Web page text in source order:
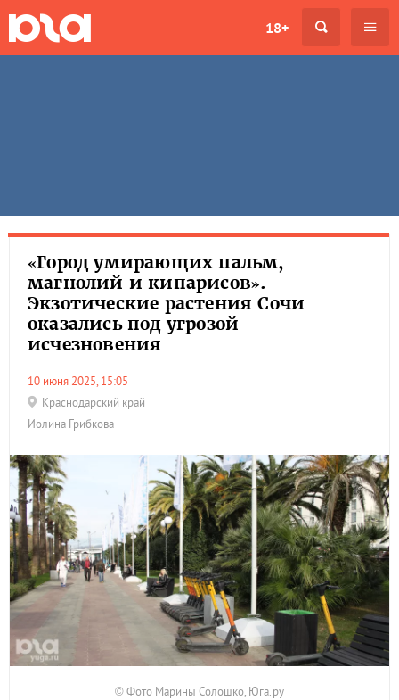
18+
«Город умирающих пальм,
магнолий и кипарисов».
Экзотические растения Сочи
оказались под угрозой
исчезновения
10 июня 2025, 15:05
Краснодарский край
Иолина Грибкова
© Фото Марины Солошко, Юга.ру